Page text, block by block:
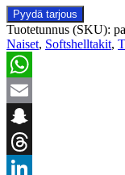
Pyydä tarjous
Tuotetunnus (SKU):
Naiset, Softshelltakit,
WhatsApp
Email
Snapchat
Threads